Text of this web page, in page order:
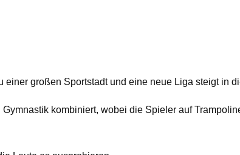
großen Sportstadt und eine neue Liga steigt in
kombiniert, wobei die Spieler auf